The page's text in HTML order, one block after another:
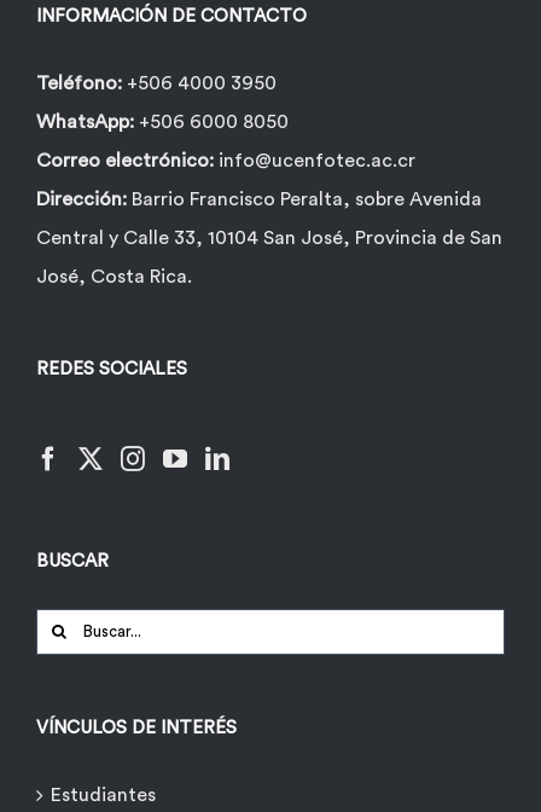
de
producto
INFORMACIÓN DE CONTACTO
Teléfono: +506 4000 3950
WhatsApp: +506 6000 8050
Correo electrónico: info@ucenfotec.ac.cr
Dirección: Barrio Francisco Peralta, sobre Avenida
Central y Calle 33, 10104 San José, Provincia de San
José, Costa Rica.
REDES SOCIALES
BUSCAR
Buscar:
VÍNCULOS DE INTERÉS
Estudiantes